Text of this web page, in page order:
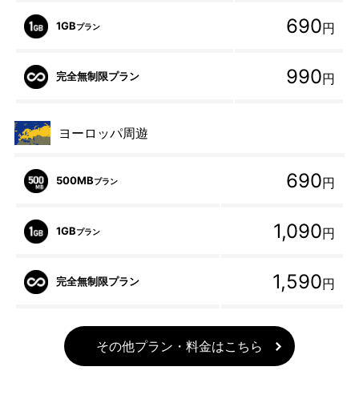
1GBプラン 690円
完全無制限プラン 990円
ヨーロッパ周遊
500MBプラン 690円
1GBプラン 1,090円
完全無制限プラン 1,590円
その他プラン・料金はこちら